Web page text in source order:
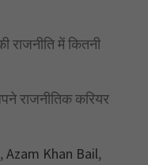
राजनीति में कितनी
राजनीतिक करियर
,Azam Khan Bail,